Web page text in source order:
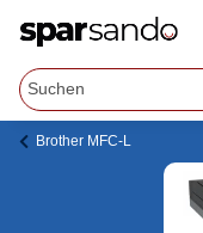
Brother MFC-L
Brother MFC-